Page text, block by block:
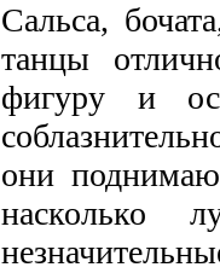
Сальса,
танцы
фигуру и
они
насколько